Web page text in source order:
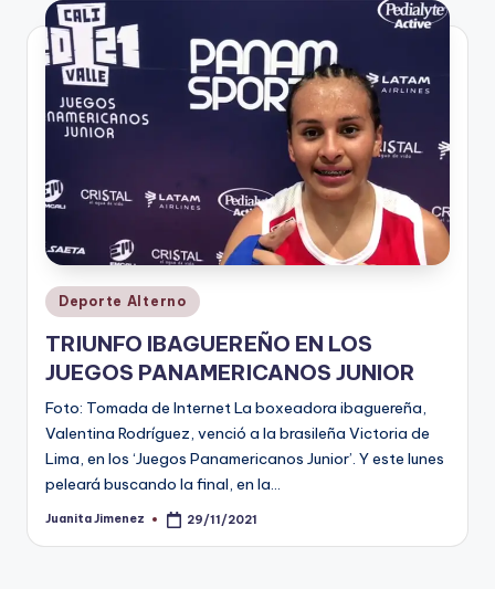
V
n
ti
n
t
o
Publicado
en
Deporte Alterno
TRIUNFO IBAGUEREÑO EN LOS
JUEGOS PANAMERICANOS JUNIOR
Foto: Tomada de Internet La boxeadora ibaguereña,
Valentina Rodríguez, venció a la brasileña Victoria de
Lima, en los ‘Juegos Panamericanos Junior’. Y este lunes
peleará buscando la final, en la…
Publicado
Juanita Jimenez 29/11/2021